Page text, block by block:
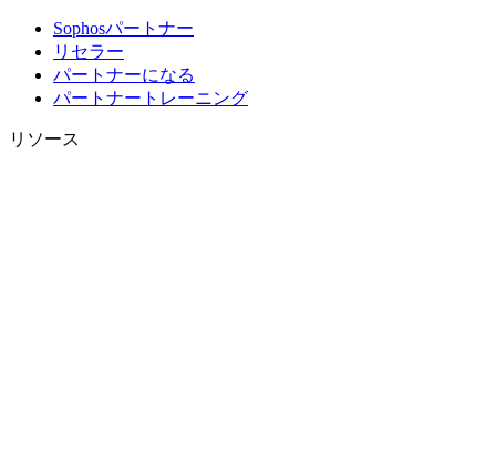
Sophosパートナー
リセラー
パートナーになる
パートナートレーニング
リソース